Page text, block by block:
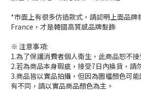
*市面上有很多仿造款式，請認明上面品
France，才是韓國高質感品牌髮飾
※ 注意事項:
1.為了保護消費者個人衛生，此商品恕不接
2.若為商品本身瑕疵，接受7日內換貨，請
3.商品皆以實品拍攝，但因為圖檔顏色可
有不同，請以實品商品顏色為主。